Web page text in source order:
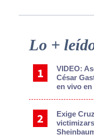
Primary
Lo +
VIDEO:
César
en vivo
Exige